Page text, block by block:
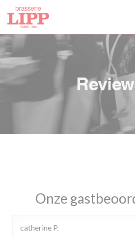
Cookies beheer paneel
Onze
catherine P